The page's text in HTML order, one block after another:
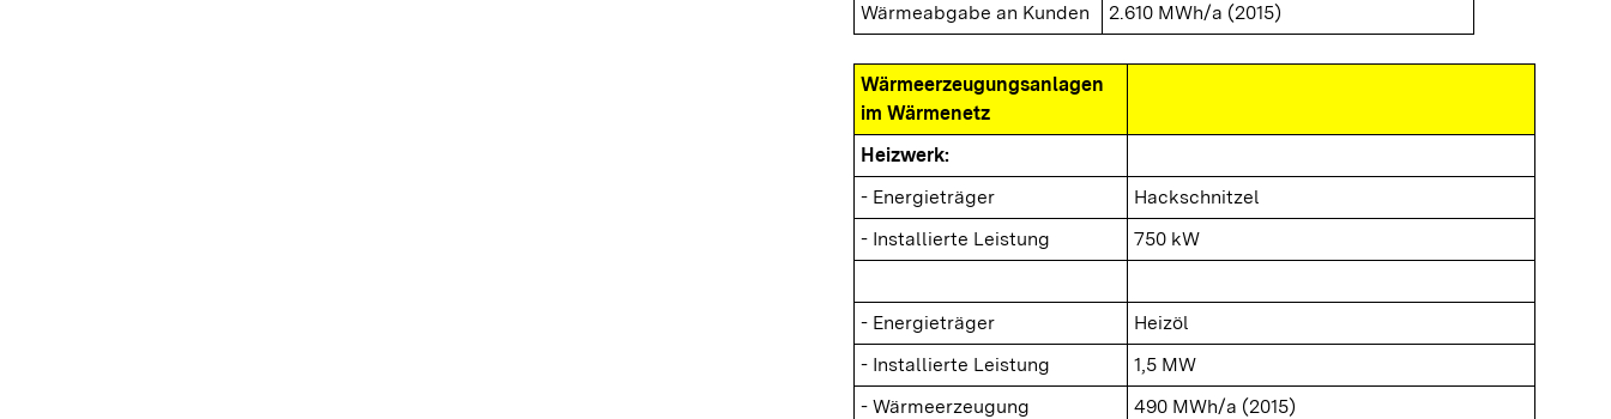
Wärmeabgabe an Kunden
2.610 MWh/a (2015)
Wärmeerzeugungsanlagen
im Wärmenetz
Heizwerk:
- Energieträger
Hackschnitzel
- Installierte Leistung
750 kW
- Energieträger
Heizöl
- Installierte Leistung
1,5 MW
- Wärmeerzeugung
490 MWh/a (2015)